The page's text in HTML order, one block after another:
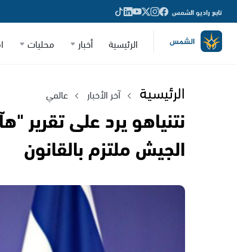
تابع راديو الشمس
الرئيسية أخبار محليات
الرئيسية آخر الأخبار عالمي
نتنياهو يرد على
الجيش ملتزم بالقانون